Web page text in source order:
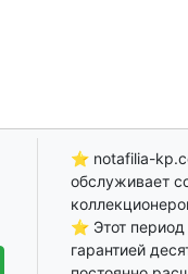
⭐ notafilia-
обслуживает
⭐ Этот
гарантией